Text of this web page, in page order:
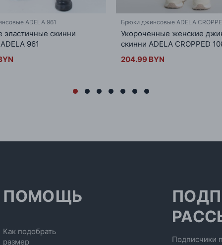
ADELA 961
эластичные скинни
961
Брюки джинсовые ADELA
Укороченные женские
скинни ADELA CROPPED
204.99 BYN
ПОМОЩЬ
Как подобрать
размер
Подписчики